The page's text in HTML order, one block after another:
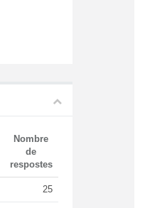
Nombre
de
respostes
25